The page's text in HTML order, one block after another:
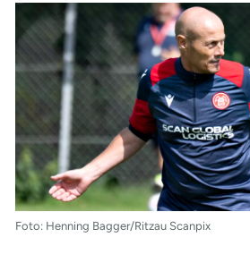
Foto: Henning Bagger/Ritzau Scanpix